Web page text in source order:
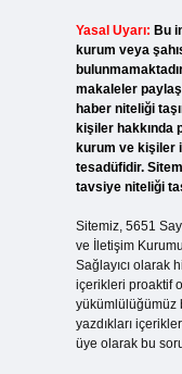
Yasal Uyarı: Bu
kurum veya
makaleler
haber niteliği
kişiler hakkında
kurum ve kişiler
tesadüfidir.
tavsiye niteliği
Sitemiz, 5651
ve İletişim
Sağlayıcı olarak
içerikleri proaktif
yükümlülüğümüz
yazdıkları
üye olarak bu